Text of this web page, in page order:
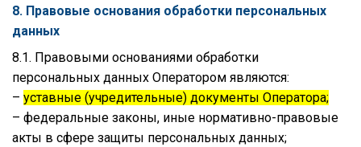
8. Правовые основания обработки персональных
данных
8.1. Правовыми основаниями обработки
персональных данных Оператором являются:
– уставные (учредительные) документы Оператора;
– федеральные законы, иные нормативно-правовые
акты в сфере защиты персональных данных;